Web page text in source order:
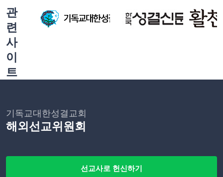
관
련
사
이
트
기독교대한성결교회
해외선교위원회
선교사로 헌신하기